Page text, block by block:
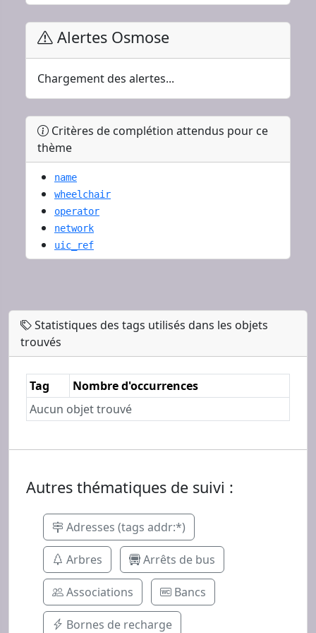
Alertes Osmose
Chargement des alertes...
Critères de complétion attendus pour ce
thème
name
wheelchair
operator
network
uic_ref
Statistiques des tags utilisés dans les objets
trouvés
Tag
Nombre d'occurrences
Aucun objet trouvé
Autres thématiques de suivi :
Adresses (tags addr:*)
Arbres Arrêts de bus
Associations Bancs
Bornes de recharge